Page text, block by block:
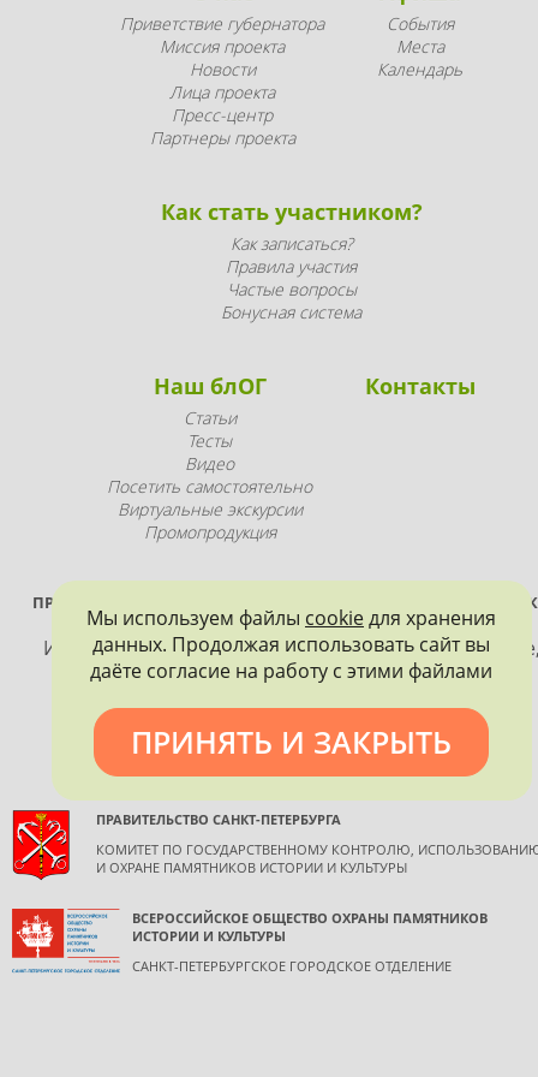
Приветствие губернатора
Миссия проекта
Новости
Лица проекта
Пресс-центр
Партнеры проекта
События
Места
Календарь
Как стать участником?
Как записаться?
Правила участия
Частые вопросы
Бонусная система
Наш блОГ
Статьи
Тесты
Видео
Посетить самостоятельно
Виртуальные экскурсии
Промопродукция
Контакты
ПРОЕКТ РЕАЛИЗУЕТСЯ ПРИ ПОДДЕРЖКЕ ПРАВИТЕЛЬСТВА
ПЕТЕРБУРГА
Использование материалов, размещенных на
допускается только с согласия правообладателя и
ПРАВИТЕЛЬСТВО САНКТ-ПЕТЕРБУРГА
КОМИТЕТ ПО ГОСУДАРСТВЕННОМУ КОНТРОЛЮ,
И ОХРАНЕ ПАМЯТНИКОВ ИСТОРИИ И КУЛЬТУРЫ
ВСЕРОССИЙСКОЕ ОБЩЕСТВО ОХРАНЫ ПАМЯТНИКОВ
ИСТОРИИ И КУЛЬТУРЫ
САНКТ-ПЕТЕРБУРГСКОЕ ГОРОДСКОЕ ОТДЕЛЕНИЕ
Мы используем файлы cookieдля хранения
данных. Продолжая использовать сайт вы
даёте согласие на работу с этими файлами
ПРИНЯТЬ И ЗАКРЫТЬ